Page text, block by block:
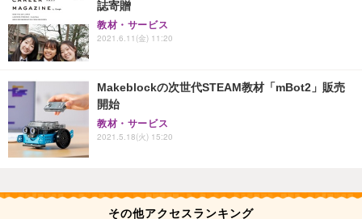
誌寄贈
教材・サービス
2021.6.11(金) 11:20
Makeblockの次世代STEAM教材「mBot2」販売
開始
教材・サービス
2021.5.18(火) 15:20
その他アクセスランキング